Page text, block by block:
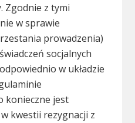
Zgodnie z tymi
w sprawie
prowadzenia)
socjalnych
w układzie
konieczne jest
kwestii rezygnacji z